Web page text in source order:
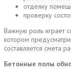
отделку
проверку
Важную роль играет
котором
составляется смета
Бетонные полы